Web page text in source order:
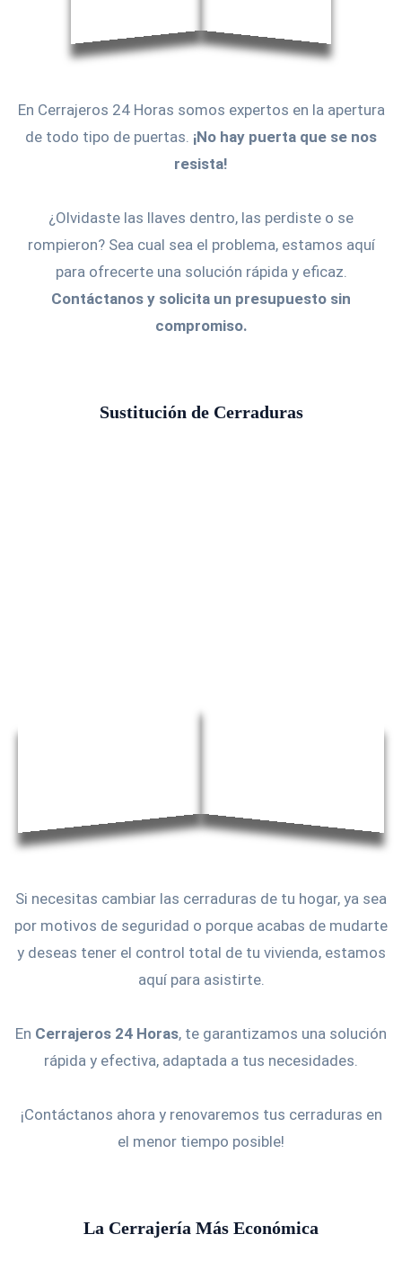
En Cerrajeros 24 Horas somos expertos en la apertura
de todo tipo de puertas. ¡No hay puerta que se nos
resista!
¿Olvidaste las llaves dentro, las perdiste o se
rompieron? Sea cual sea el problema, estamos aquí
para ofrecerte una solución rápida y eficaz.
Contáctanos y solicita un presupuesto sin
compromiso.
Sustitución de Cerraduras
Si necesitas cambiar las cerraduras de tu hogar, ya sea
por motivos de seguridad o porque acabas de mudarte
y deseas tener el control total de tu vivienda, estamos
aquí para asistirte.
En Cerrajeros 24 Horas, te garantizamos una solución
rápida y efectiva, adaptada a tus necesidades.
¡Contáctanos ahora y renovaremos tus cerraduras en
el menor tiempo posible!
La Cerrajería Más Económica